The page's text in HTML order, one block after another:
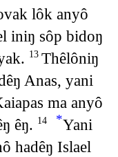
lôk anyô
iniŋ sôp bidoŋ
13 Thêlôniŋ
Anas, yani
ma anyô
êŋ. 14 *Yani
hadêŋ Islael